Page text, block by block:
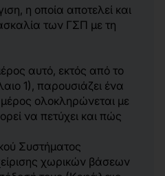
η οποία αποτελεί και
των ΓΣΠ με τη
αυτό, εκτός από το
1), παρουσιάζει ένα
ολοκληρώνεται με
να πετύχει και πώς
Συστήματος
χωρικών βάσεων